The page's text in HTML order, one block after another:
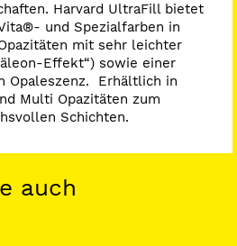
Harvard UltraFill bietet
und Spezialfarben in
mit sehr leichter
Effekt“) sowie einer
Opaleszenz. Erhältlich in
Multi Opazitäten zum
Schichten.
auch